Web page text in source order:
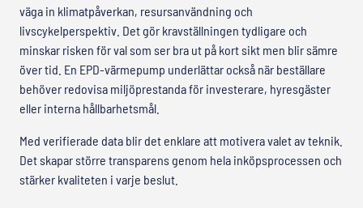
väga in klimatpåverkan, resursanvändning och
livscykelperspektiv. Det gör kravställningen tydligare och
minskar risken för val som ser bra ut på kort sikt men blir sämre
över tid. En EPD-värmepump underlättar också när beställare
behöver redovisa miljöprestanda för investerare, hyresgäster
eller interna hållbarhetsmål.
Med verifierade data blir det enklare att motivera valet av teknik.
Det skapar större transparens genom hela inköpsprocessen och
stärker kvaliteten i varje beslut.